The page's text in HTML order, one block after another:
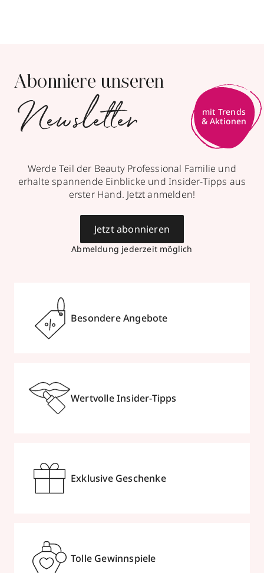
Abonniere unseren
Newsletter
mit Trends
& Aktionen
Werde Teil der Beauty Professional Familie und
erhalte spannende Einblicke und Insider-Tipps aus
erster Hand. Jetzt anmelden!
Abmeldung jederzeit möglich
Jetzt abonnieren
Besondere Angebote
Wertvolle Insider-Tipps
Exklusive Geschenke
Tolle Gewinnspiele